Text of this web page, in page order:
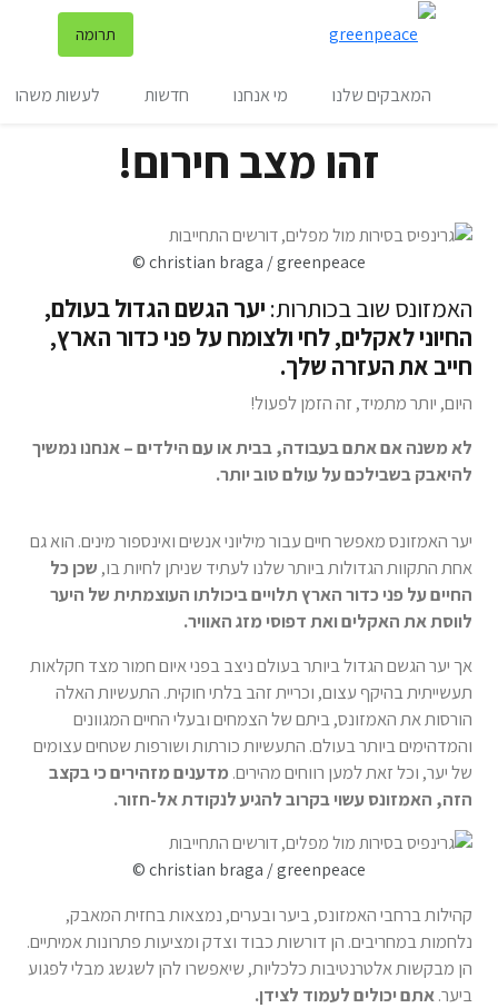
תרומה
המאבקים שלנו מי אנחנו חדשות לעשות משהו
זהו מצב חירום!
© christian braga / greenpeace
האמזונס שוב בכותרות: יער הגשם הגדול בעולם,
החיוני לאקלים, לחי ולצומח על פני כדור הארץ,
חייב את העזרה שלך.
היום, יותר מתמיד, זה הזמן לפעול!
לא משנה אם אתם בעבודה, בבית או עם הילדים – אנחנו נמשיך
להיאבק בשבילכם על עולם טוב יותר.
יער האמזונס מאפשר חיים עבור מיליוני אנשים ואינספור מינים. הוא גם
אחת התקוות הגדולות ביותר שלנו לעתיד שניתן לחיות בו, שכן כל
החיים על פני כדור הארץ תלויים ביכולתו העוצמתית של היער
לווסת את האקלים ואת דפוסי מזג האוויר.
אך יער הגשם הגדול ביותר בעולם ניצב בפני איום חמור מצד חקלאות
תעשייתית בהיקף עצום, וכריית זהב בלתי חוקית. התעשיות האלה
הורסות את האמזונס, ביתם של הצמחים ובעלי החיים המגוונים
והמדהימים ביותר בעולם. התעשיות כורתות ושורפות שטחים עצומים
של יער, וכל זאת למען רווחים מהירים. מדענים מזהירים כי בקצב
הזה, האמזונס עשוי בקרוב להגיע לנקודת אל-חזור.
© christian braga / greenpeace
קהילות ברחבי האמזונס, ביער ובערים, נמצאות בחזית המאבק,
נלחמות במחריבים. הן דורשות כבוד וצדק ומציעות פתרונות אמיתיים.
הן מבקשות אלטרנטיבות כלכליות, שיאפשרו להן לשגשג מבלי לפגוע
ביער.אתם יכולים לעמוד לצידן.